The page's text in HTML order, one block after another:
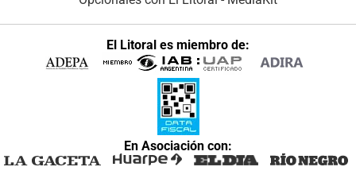
El Litoral es miembro de:
En Asociación con: